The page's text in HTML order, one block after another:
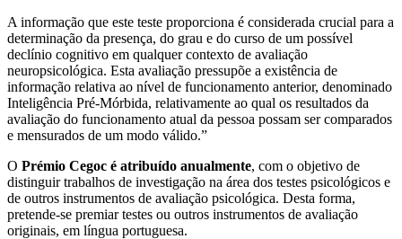
A informação que este teste proporciona é considerada crucial para a
determinação da presença, do grau e do curso de um possível
declínio cognitivo em qualquer contexto de avaliação
neuropsicológica. Esta avaliação pressupõe a existência de
informação relativa ao nível de funcionamento anterior, denominado
Inteligência Pré-Mórbida, relativamente ao qual os resultados da
avaliação do funcionamento atual da pessoa possam ser comparados
e mensurados de um modo válido.”
O Prémio Cegoc é atribuído anualmente, com o objetivo de
distinguir trabalhos de investigação na área dos testes psicológicos e
de outros instrumentos de avaliação psicológica. Desta forma,
pretende-se premiar testes ou outros instrumentos de avaliação
originais, em língua portuguesa.